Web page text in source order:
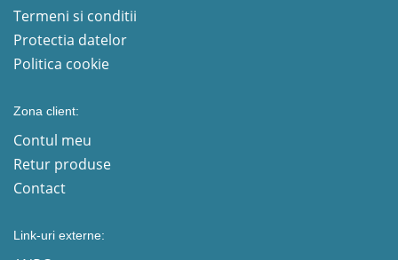
Termeni si conditii
Protectia datelor
Politica cookie
Zona client:
Contul meu
Retur produse
Contact
Link-uri externe: